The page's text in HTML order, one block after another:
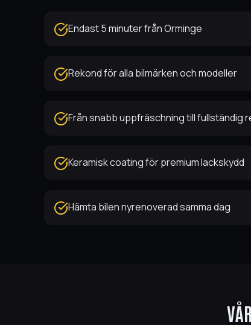
Endast 5 minuter från Orminge
Rekond för alla bilmärken och modeller
Från snabb uppfräschning till fullständig
Keramisk coating för premium lackskydd
Hämta bilen nyrenoverad samma dag